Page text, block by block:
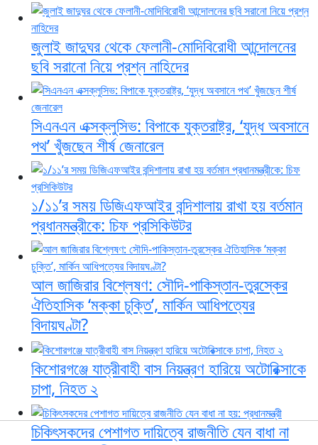
জুলাই জাদুঘর থেকে ফেলানী-মোদিবিরোধী আন্দোলনের
ছবি সরানো নিয়ে প্রশ্ন নাহিদের
সিএনএন এক্সক্লুসিভ: বিপাকে যুক্তরাষ্ট্র, ‘যুদ্ধ অবসানে
পথ’ খুঁজছেন শীর্ষ জেনারেল
১/১১’র সময় ডিজিএফআইর বন্দিশালায় রাখা হয় বর্তমান
প্রধানমন্ত্রীকে: চিফ প্রসিকিউটর
আল জাজিরার বিশ্লেষণ: সৌদি-পাকিস্তান-তুরস্কের
ঐতিহাসিক ‘মক্কা চুক্তি’, মার্কিন আধিপত্যের
বিদায়ঘণ্টা?
কিশোরগঞ্জে যাত্রীবাহী বাস নিয়ন্ত্রণ হারিয়ে অটোরিক্সাকে
চাপা, নিহত ২
চিকিৎসকদের পেশাগত দায়িত্বে রাজনীতি যেন বাধা না